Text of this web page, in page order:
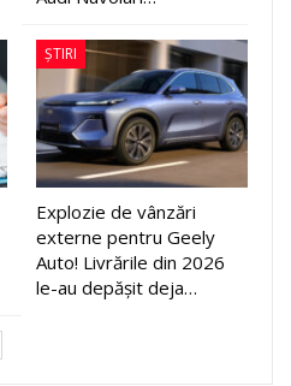
ȘTIRI
Explozie de vânzări
externe pentru Geely
Auto! Livrările din 2026
le-au depășit deja…